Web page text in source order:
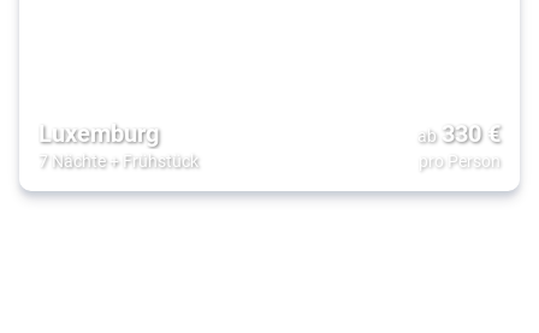
Luxemburg
7 Nächte+ Frühstück
ab 330€
pro Person